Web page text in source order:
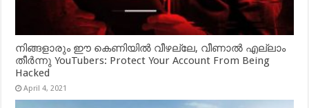
നിങ്ങളാരും ഈ കെണിയിൽ വീഴല്ലേ, വീണാൽ എല്ലാം
തീർന്നു YouTubers: Protect Your Account From Being
Hacked
April 4, 2021